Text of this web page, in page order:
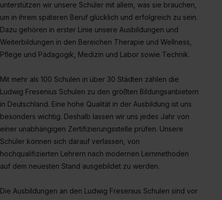
unterstützen wir unsere Schüler mit allem, was sie brauchen,
um in ihrem späteren Beruf glücklich und erfolgreich zu sein.
Dazu gehören in erster Linie unsere Ausbildungen und
Weiterbildungen in den Bereichen Therapie und Wellness,
Pflege und Pädagogik, Medizin und Labor sowie Technik.
Mit mehr als 100 Schulen in über 30 Städten zählen die
Ludwig Fresenius Schulen zu den größten Bildungsanbietern
in Deutschland. Eine hohe Qualität in der Ausbildung ist uns
besonders wichtig. Deshalb lassen wir uns jedes Jahr von
einer unabhängigen Zertifizierungsstelle prüfen. Unsere
Schüler können sich darauf verlassen, von
hochqualifizierten Lehrern nach modernen Lernmethoden
auf dem neuesten Stand ausgebildet zu werden.
Die Ausbildungen an den Ludwig Fresenius Schulen sind vor